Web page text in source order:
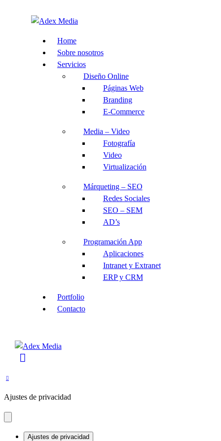
Home
Sobre nosotros
Servicios
Diseño Online
Páginas Web
Branding
E-Commerce
Media – Video
Fotografía
Video
Virtualización
Márqueting – SEO
Redes Sociales
SEO – SEM
AD’s
Programación App
Aplicaciones
Intranet y Extranet
ERP y CRM
Portfolio
Contacto
Ajustes de privacidad
Ajustes de privacidad